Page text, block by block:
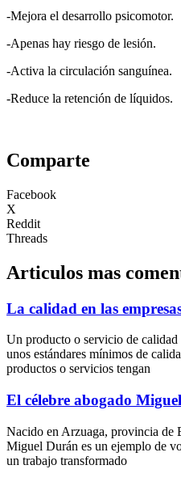
-Mejora el desarrollo psicomotor.
-Apenas hay riesgo de lesión.
-Activa la circulación sanguínea.
-Reduce la retención de líquidos.
Comparte
Facebook
X
Reddit
Threads
Articulos mas
La calidad en las
Un producto o servicio de
unos estándares mínimos de
productos o servicios tengan
El célebre abogado
Nacido en Arzuaga, provincia de
Miguel Durán es un ejemplo de
un trabajo transformado